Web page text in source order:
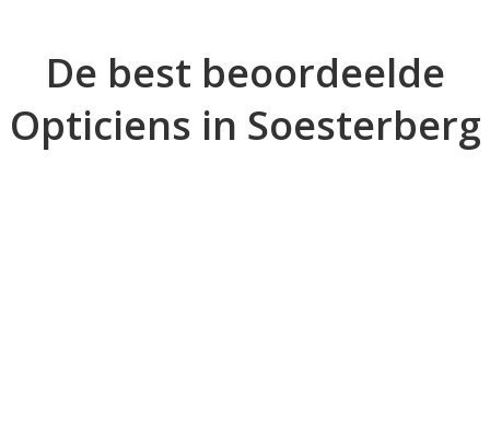
De best beoordeelde
Opticiens in Soesterberg